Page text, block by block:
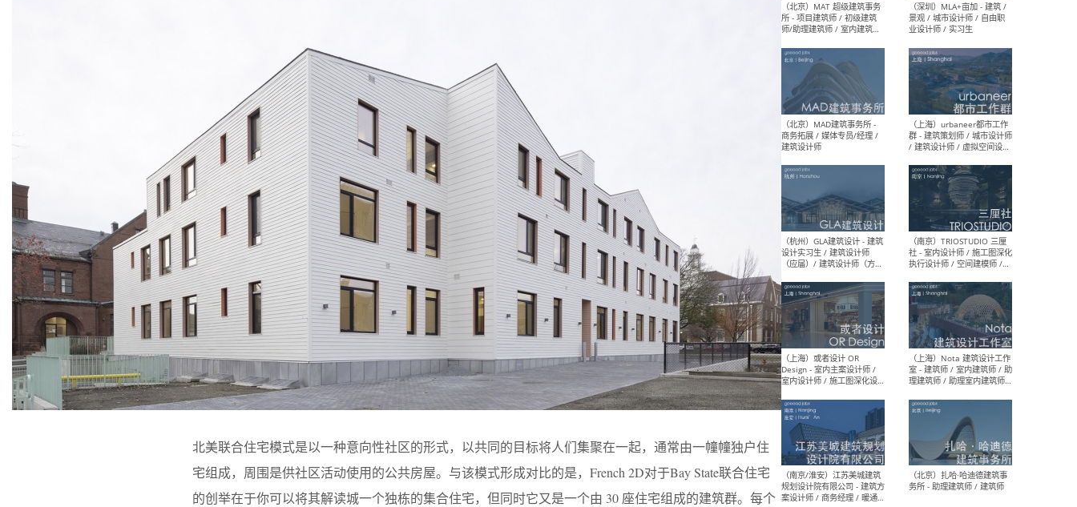
北美联合住宅模式是以一种意向性社区的形式，以共同的目标将人们集聚在一起，通常由一幢幢独户住
宅组成，周围是供社区活动使用的公共房屋。与该模式形成对比的是，French 2D对于Bay State联合住宅
的创举在于你可以将其解读城一个独栋的集合住宅，但同时它又是一个由 30 座住宅组成的建筑群。每个
（杭州/青岛/上海/厦门/重
庆/成都）gad杰地设计 - 建
筑 / 设备 / 城市设计 / 室内 /
幕墙 / BIM / 成本 / 工程 / 运
营 / 品牌 / 观点views / 实习
等
（北京）MAT 超级建筑事务
所 - 项目建筑师 / 初级建筑
师/助理建筑师 / 室内建筑师
/ 实习生
（北京）MAD建筑事务所 -
商务拓展 / 媒体专员/经理 /